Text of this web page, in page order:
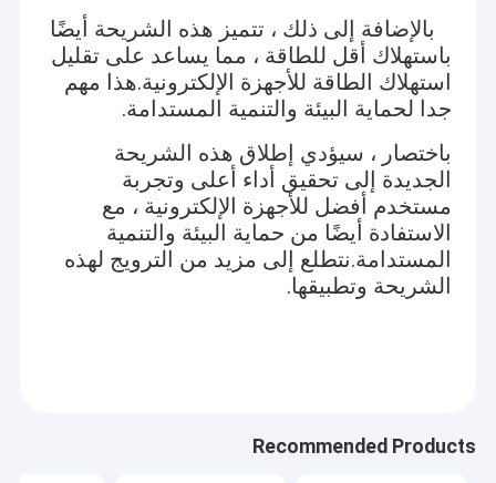
بالإضافة إلى ذلك ، تتميز هذه الشريحة أيضًا
باستهلاك أقل للطاقة ، مما يساعد على تقليل
استهلاك الطاقة للأجهزة الإلكترونية.هذا مهم
جدا لحماية البيئة والتنمية المستدامة.
باختصار ، سيؤدي إطلاق هذه الشريحة
الجديدة إلى تحقيق أداء أعلى وتجربة
مستخدم أفضل للأجهزة الإلكترونية ، مع
الاستفادة أيضًا من حماية البيئة والتنمية
المستدامة.نتطلع إلى مزيد من الترويج لهذه
الشريحة وتطبيقها.
Recommended Products